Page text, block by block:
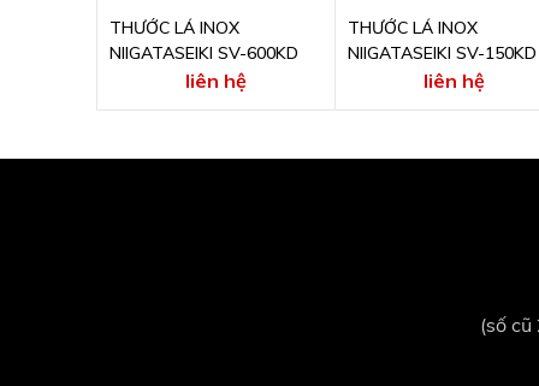
THƯỚC LÁ INOX
NIIGATASEIKI SV-600KD
liên hệ
THƯỚC LÁ INOX
NIIGATASEIKI SV-150KD
liên hệ
(số cũ